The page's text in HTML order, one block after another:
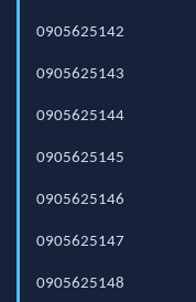
0905625142
0905625143
0905625144
0905625145
0905625146
0905625147
0905625148